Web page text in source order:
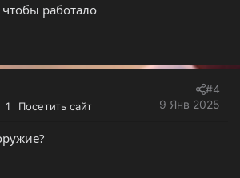
чтобы работало
1 Посетить сайт 9 Янв 2025
#4